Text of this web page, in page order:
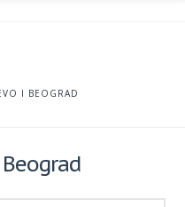
I BEOGRAD